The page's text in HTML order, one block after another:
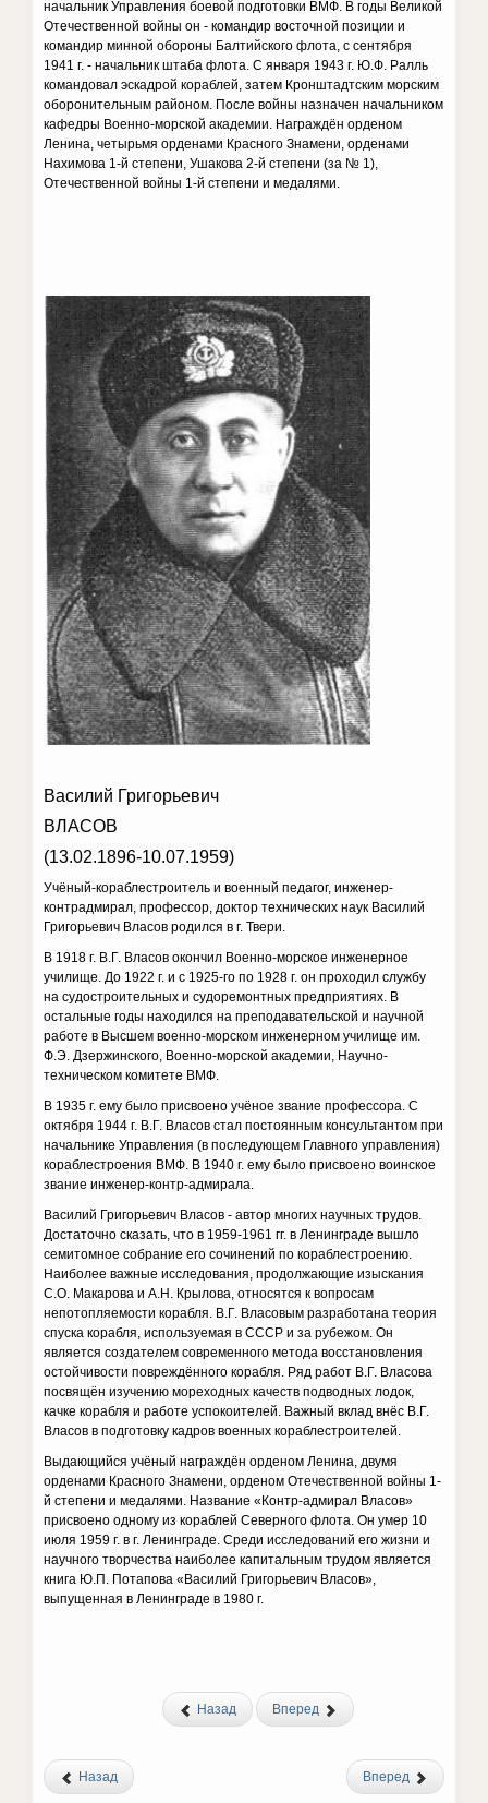
начальник Управления боевой подготовки ВМФ. В годы Великой
Отечественной войны он - командир восточной позиции и
командир минной обороны Балтийского флота, с сентября
1941 г. - начальник штаба флота. С января 1943 г. Ю.Ф. Ралль
командовал эскадрой кораблей, затем Кронштадтским морским
оборонительным районом. После войны назначен начальником
кафедры Военно-морской академии. Награждён орденом
Ленина, четырьмя орденами Красного Знамени, орденами
Нахимова 1-й степени, Ушакова 2-й степени (за № 1),
Отечественной войны 1-й степени и медалями.
Василий Григорьевич
ВЛАСОВ
(13.02.1896-10.07.1959)
Учёный-кораблестроитель и военный педагог, инженер-
контрадмирал, профессор, доктор технических наук Василий
Григорьевич Власов родился в г. Твери.
В 1918 г. В.Г. Власов окончил Военно-морское инженерное
училище. До 1922 г. и с 1925-го по 1928 г. он проходил службу
на судостроительных и судоремонтных предприятиях. В
остальные годы находился на преподавательской и научной
работе в Высшем военно-морском инженерном училище им.
Ф.Э. Дзержинского, Военно-морской академии, Научно-
техническом комитете ВМФ.
В 1935 г. ему было присвоено учёное звание профессора. С
октября 1944 г. В.Г. Власов стал постоянным консультантом при
начальнике Управления (в последующем Главного управления)
кораблестроения ВМФ. В 1940 г. ему было присвоено воинское
звание инженер-контр-адмирала.
Василий Григорьевич Власов - автор многих научных трудов.
Достаточно сказать, что в 1959-1961 гг. в Ленинграде вышло
семитомное собрание его сочинений по кораблестроению.
Наиболее важные исследования, продолжающие изыскания
С.О. Макарова и А.Н. Крылова, относятся к вопросам
непотопляемости корабля. В.Г. Власовым разработана теория
спуска корабля, используемая в СССР и за рубежом. Он
является создателем современного метода восстановления
остойчивости повреждённого корабля. Ряд работ В.Г. Власова
посвящён изучению мореходных качеств подводных лодок,
качке корабля и работе успокоителей. Важный вклад внёс В.Г.
Власов в подготовку кадров военных кораблестроителей.
Выдающийся учёный награждён орденом Ленина, двумя
орденами Красного Знамени, орденом Отечественной войны 1-
й степени и медалями. Название «Контр-адмирал Власов»
присвоено одному из кораблей Северного флота. Он умер 10
июля 1959 г. в г. Ленинграде. Среди исследований его жизни и
научного творчества наиболее капитальным трудом является
книга Ю.П. Потапова «Василий Григорьевич Власов»,
выпущенная в Ленинграде в 1980 г.
Назад Вперед
Назад Вперед